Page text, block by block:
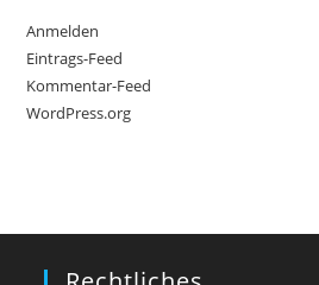
Anmelden
Eintrags-Feed
Kommentar-Feed
WordPress.org